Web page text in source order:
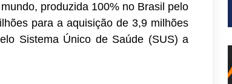
produzida 100% no Brasil pelo
para a aquisição de 3,9 milhões
Sistema Único de Saúde (SUS) a